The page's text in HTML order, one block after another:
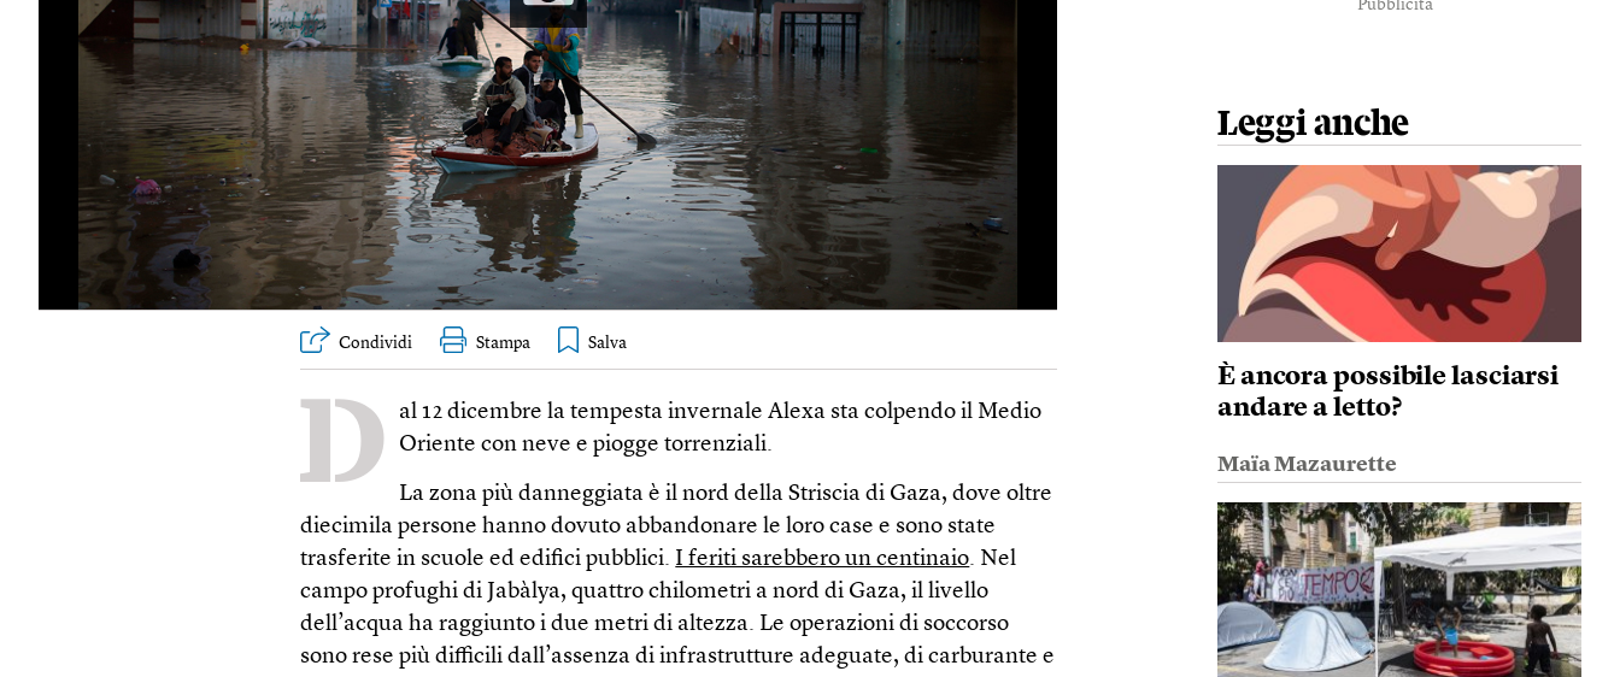
Condividi Stampa
D
al 12 dicembre la tempesta invernale Alexa sta colpendo il Medio
Oriente con neve e piogge torrenziali.
La zona più danneggiata è il nord della Striscia di Gaza, dove oltre
diecimila persone hanno dovuto abbandonare le loro case e sono state
trasferite in scuole ed edifici pubblici. I feriti sarebbero un centinaio. Nel
campo pro­fu­ghi di Jabàlya, quattro chilometri a nord di Gaza, il livello
dell’acqua ha raggiunto i due metri di altezza. Le operazioni di soccorso
sono rese più difficili dall’assenza di infrastrutture adeguate, di carburante e
Pubblicità
Leggi anche
È ancora possibile lasciarsi
andare a letto?
Maïa Mazaurette